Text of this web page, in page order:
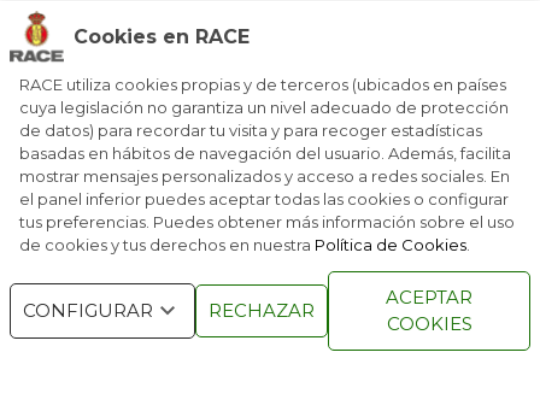
Cookies en RACE
RACE utiliza cookies propias y de terceros (ubicados en países
cuya legislación no garantiza un nivel adecuado de protección
de datos) para recordar tu visita y para recoger estadísticas
basadas en hábitos de navegación del usuario. Además, facilita
mostrar mensajes personalizados y acceso a redes sociales. En
el panel inferior puedes aceptar todas las cookies o configurar
tus preferencias. Puedes obtener más información sobre el uso
de cookies y tus derechos en nuestra Política de Cookies
CONFIGURAR RECHAZAR
ACEPTAR
COOKIES
DORMIR ENTRE NIDOS DE CIGÜEÑAS
LOS COCHES TIENEN SU PARTICULAR ‘SPA’
UN HOTEL PARA DEJAR LA MENTE EN BLANCO
TODOS LOS DERECHOS
RESERVADOS